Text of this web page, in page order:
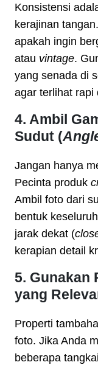
Konsistensi
kerajinan
apakah ingin
atau vintage.
yang senada di
agar terlihat rapi
4. Ambil
Sudut (
Jangan hanya
Pecinta produk
Ambil foto dari
bentuk
jarak dekat (
kerapian detail
5. Gunakan
yang
Properti
foto. Jika Anda
beberapa